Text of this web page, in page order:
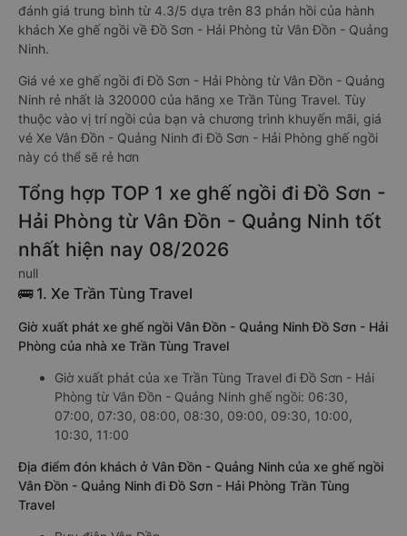
đánh giá trung bình từ 4.3/5 dựa trên 83 phản hồi của hành
khách Xe ghế ngồi về Đồ Sơn - Hải Phòng từ Vân Đồn - Quảng
Ninh.
Giá vé xe ghế ngồi đi Đồ Sơn - Hải Phòng từ Vân Đồn - Quảng
Ninh rẻ nhất là 320000 của hãng xe Trần Tùng Travel. Tùy
thuộc vào vị trí ngồi của bạn và chương trình khuyến mãi, giá
vé Xe Vân Đồn - Quảng Ninh đi Đồ Sơn - Hải Phòng ghế ngồi
này có thể sẽ rẻ hơn
Tổng hợp TOP 1 xe ghế ngồi đi Đồ Sơn -
Hải Phòng từ Vân Đồn - Quảng Ninh tốt
nhất hiện nay 08/2026
null
🚌 1. Xe Trần Tùng Travel
Giờ xuất phát xe ghế ngồi Vân Đồn - Quảng Ninh Đồ Sơn - Hải
Phòng của nhà xe Trần Tùng Travel
Giờ xuất phát của xe Trần Tùng Travel đi Đồ Sơn - Hải
Phòng từ Vân Đồn - Quảng Ninh ghế ngồi: 06:30,
07:00, 07:30, 08:00, 08:30, 09:00, 09:30, 10:00,
10:30, 11:00
Địa điểm đón khách ở Vân Đồn - Quảng Ninh của xe ghế ngồi
Vân Đồn - Quảng Ninh đi Đồ Sơn - Hải Phòng Trần Tùng
Travel